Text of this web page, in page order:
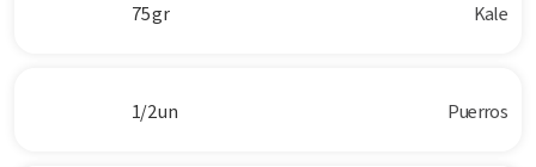
75 gr Kale
1/2 un Puerros